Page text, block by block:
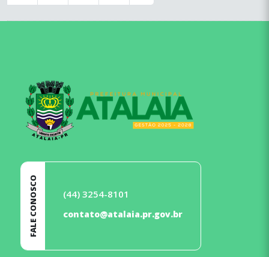
FALE CONOSCO (44) 3254-8101
contato@atalaia.pr.gov.br